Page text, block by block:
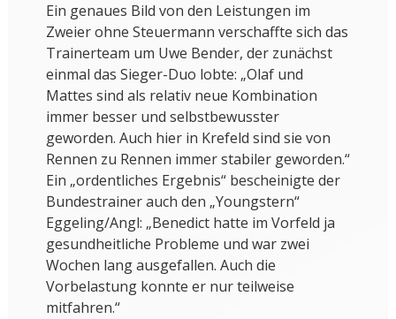
Ein genaues Bild von den Leistungen im
Zweier ohne Steuermann verschaffte sich das
Trainerteam um Uwe Bender, der zunächst
einmal das Sieger-Duo lobte: „Olaf und
Mattes sind als relativ neue Kombination
immer besser und selbstbewusster
geworden. Auch hier in Krefeld sind sie von
Rennen zu Rennen immer stabiler geworden.“
Ein „ordentliches Ergebnis“ bescheinigte der
Bundestrainer auch den „Youngstern“
Eggeling/Angl: „Benedict hatte im Vorfeld ja
gesundheitliche Probleme und war zwei
Wochen lang ausgefallen. Auch die
Vorbelastung konnte er nur teilweise
mitfahren.“